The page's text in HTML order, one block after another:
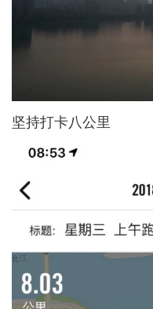
坚持打卡八公里